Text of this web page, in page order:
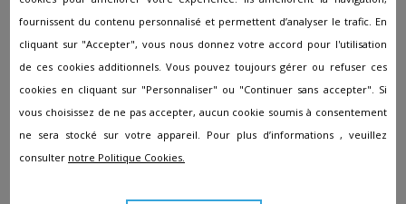
pompes funèbres à Aiglun qui placent l'humain au centre de
leur activité. Les conseillers veilleront à faire respecter vos
volontés et vous aideront sur tous les points administratifs
et logistiques. De cette façon, vous pourrez vous recueillir
sereinement et vous focaliser sur le processus de deuil.
fournissent du contenu personnalisé et permettent d’analyser le trafic. En
cliquant sur "Accepter", vous nous donnez votre accord pour l'utilisation
de ces cookies additionnels. Vous pouvez toujours gérer ou refuser ces
cookies en cliquant sur "Personnaliser" ou "Continuer sans accepter". Si
vous choisissez de ne pas accepter, aucun cookie soumis à consentement
ne sera stocké sur votre appareil. Pour plus d’informations , veuillez
consulter notre Politique Cookies.